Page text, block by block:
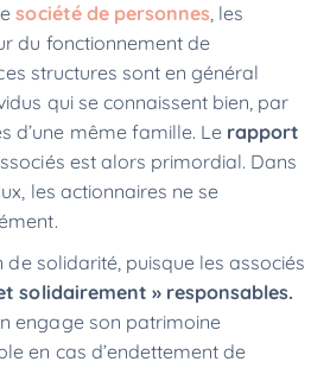
société de personnes, les
du fonctionnement de
structures sont en général
qui se connaissent bien, par
d’une même famille. Le rapport
est alors primordial. Dans
les actionnaires ne se
de solidarité, puisque les associés
solidairement » responsables.
engage son patrimoine
en cas d’endettement de